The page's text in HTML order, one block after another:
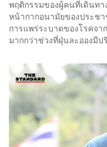
พฤติกรรมของผู้คนที่เดินทา
หน้ากากอนามัยของประช
การแพร่ระบาดของโรคจ
มากกว่าช่วงที่ฝุ่นละอองมี